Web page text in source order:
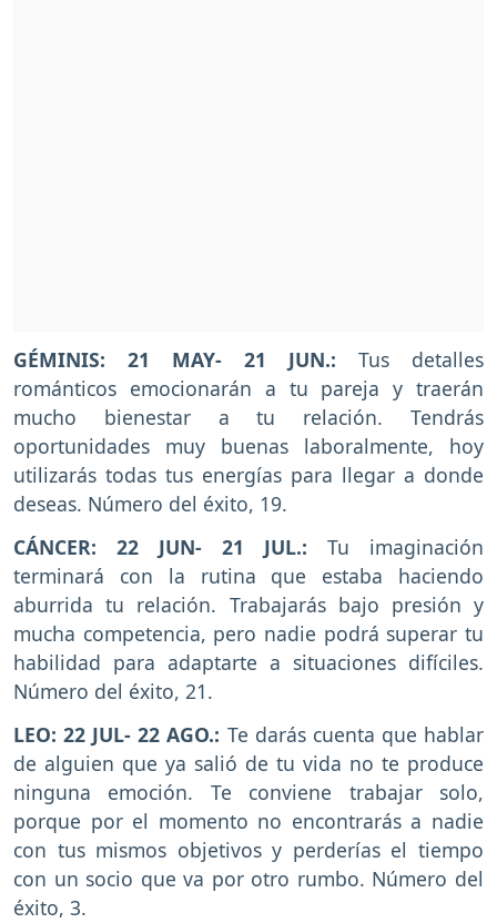
GÉMINIS: 21 MAY- 21 JUN.: Tus detalles
románticos emocionarán a tu pareja y traerán
mucho bienestar a tu relación. Tendrás
oportunidades muy buenas laboralmente, hoy
utilizarás todas tus energías para llegar a donde
deseas. Número del éxito, 19.
CÁNCER: 22 JUN- 21 JUL.: Tu imaginación
terminará con la rutina que estaba haciendo
aburrida tu relación. Trabajarás bajo presión y
mucha competencia, pero nadie podrá superar tu
habilidad para adaptarte a situaciones difíciles.
Número del éxito, 21.
LEO: 22 JUL- 22 AGO.: Te darás cuenta que hablar
de alguien que ya salió de tu vida no te produce
ninguna emoción. Te conviene trabajar solo,
porque por el momento no encontrarás a nadie
con tus mismos objetivos y perderías el tiempo
con un socio que va por otro rumbo. Número del
éxito, 3.